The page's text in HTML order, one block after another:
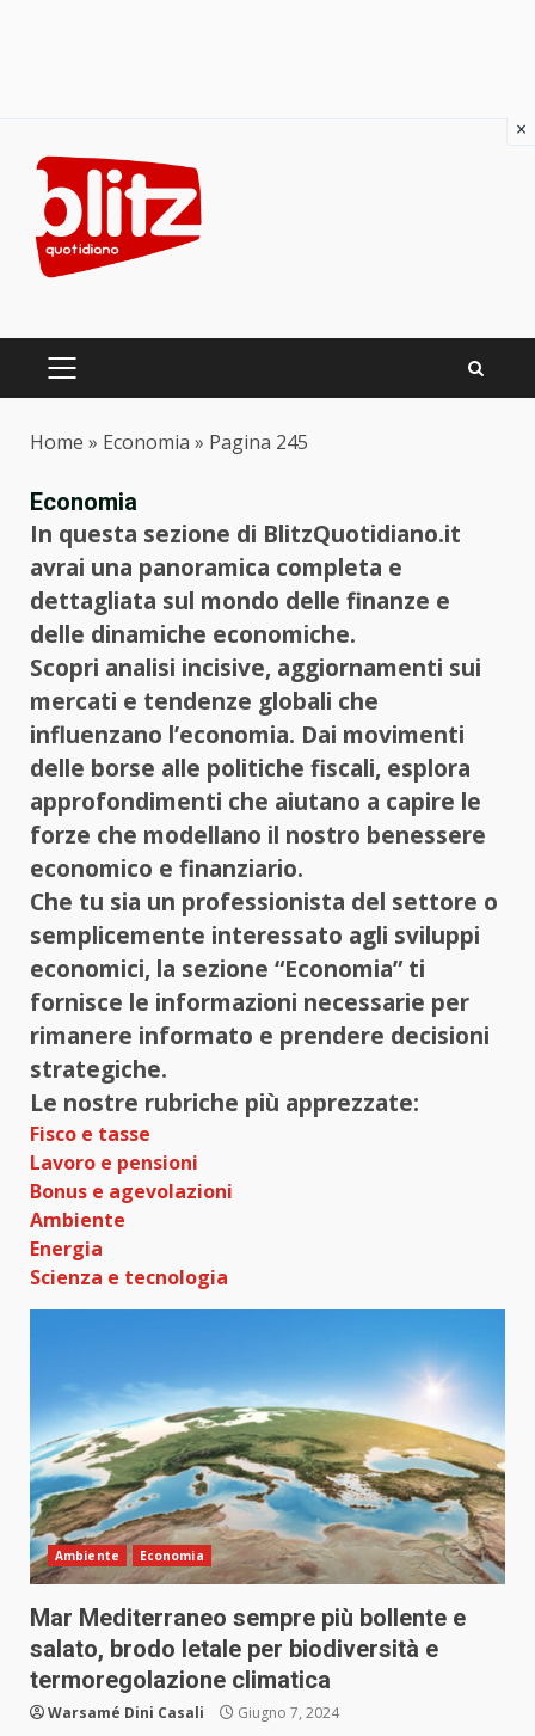
content
PRIMARY
Home » Economia » Pagina 245
Economia
In questa sezione di BlitzQuotidiano.it
avrai una panoramica completa e
dettagliata sul mondo delle finanze e
delle dinamiche economiche.
Scopri analisi incisive, aggiornamenti sui
mercati e tendenze globali che
influenzano l’economia. Dai movimenti
delle borse alle politiche fiscali, esplora
approfondimenti che aiutano a capire le
forze che modellano il nostro benessere
economico e finanziario.
Che tu sia un professionista del settore o
semplicemente interessato agli sviluppi
economici, la sezione “Economia” ti
fornisce le informazioni necessarie per
rimanere informato e prendere decisioni
strategiche.
Le nostre rubriche più apprezzate:
Fisco e tasse
Lavoro e pensioni
Bonus e agevolazioni
Ambiente
Energia
Scienza e tecnologia
Ambiente Economia
Mar Mediterraneo sempre più bollente e
salato, brodo letale per biodiversità e
termoregolazione climatica
Warsamé Dini Casali Giugno 7, 2024
×